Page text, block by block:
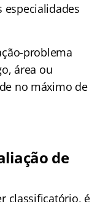
especialidades
problema
área ou
no máximo de
de
classificatório, é